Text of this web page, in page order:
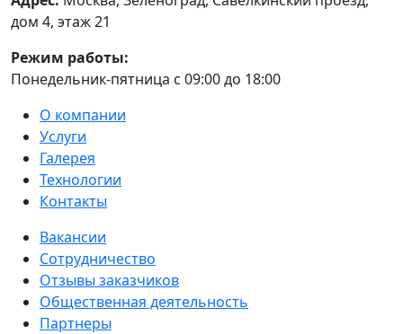
дом 4, этаж 21
Режим работы:
Понедельник-пятница с 09:00 до 18:00
О компании
Услуги
Галерея
Технологии
Контакты
Вакансии
Сотрудничество
Отзывы заказчиков
Общественная деятельность
Партнеры